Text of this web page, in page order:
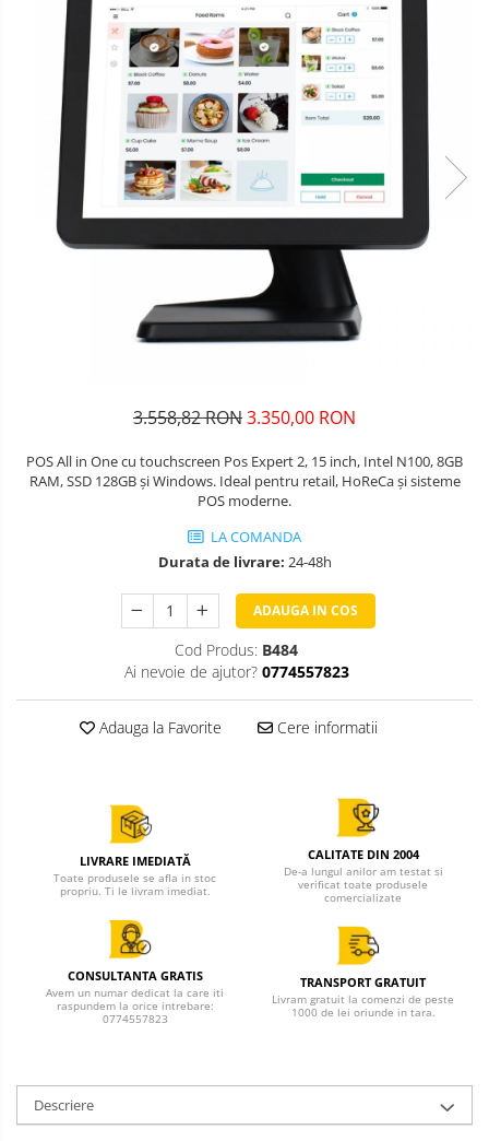
3.558,82 RON3.350,00 RON
POS All in One cu touchscreen Pos Expert 2, 15 inch, Intel N100, 8GB
RAM, SSD 128GB și Windows. Ideal pentru retail, HoReCa și sisteme
POS moderne.
LA COMANDA
Durata de livrare: 24-48h
ADAUGA IN COS
Cod Produs: B484
Ai nevoie de ajutor? 0774557823
Adauga la Favorite Cere informatii
LIVRARE IMEDIATĂ
Toate produsele se afla in stoc
propriu. Ti le livram imediat.
CALITATE DIN 2004
De-a lungul anilor am testat si
verificat toate produsele
comercializate
CONSULTANTA GRATIS
Avem un numar dedicat la care iti
raspundem la orice intrebare:
0774557823
TRANSPORT GRATUIT
Livram gratuit la comenzi de peste
1000 de lei oriunde in tara.
Descriere